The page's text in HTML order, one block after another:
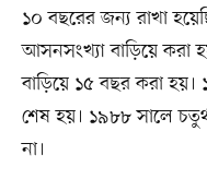
১০ বছরের জন্য রাখা
আসনসংখ্যা বাড়িয়ে করা
বাড়িয়ে ১৫ বছর করা
শেষ হয়। ১৯৮৮ সালে
না।